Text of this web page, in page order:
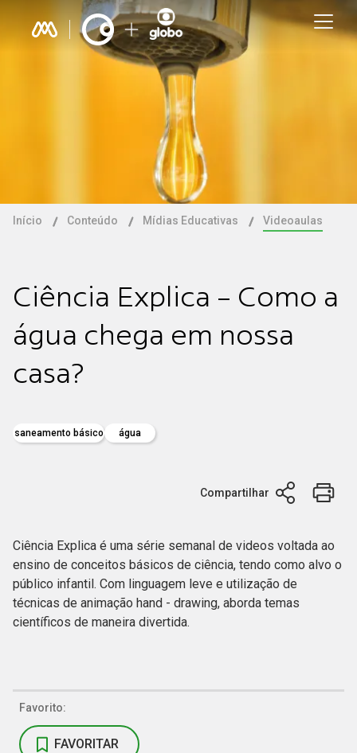
Início Conteúdo Mídias Educativas Videoaulas
Ciência Explica - Como a
água chega em nossa
casa?
saneamento básico água
Compartilhar
Ciência Explica é uma série semanal de videos voltada ao
ensino de conceitos básicos de ciência, tendo como alvo o
público infantil. Com linguagem leve e utilização de
técnicas de animação hand - drawing, aborda temas
científicos de maneira divertida.
Favorito:
FAVORITAR